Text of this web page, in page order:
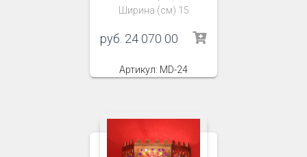
Ширина (см) 15
руб. 24 070 00
Артикул: MD-24